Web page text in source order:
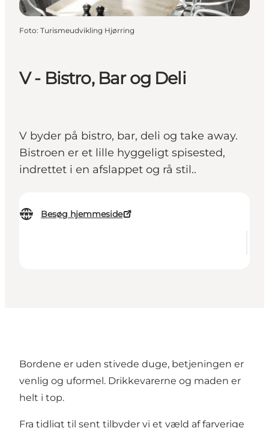
V - Bistro, Bar og Deli
V byder på bistro, bar, deli og take away.
Bistroen er et lille hyggeligt spisested,
indrettet i en afslappet og rå stil..
Besøg hjemmeside
Foto: Turismeudvikling Hjørring
Bordene er uden stivede duge, betjeningen er
venlig og uformel. Drikkevarerne og maden er
helt i top.
Fra tidligt til sent tilbyder vi et væld af farverige